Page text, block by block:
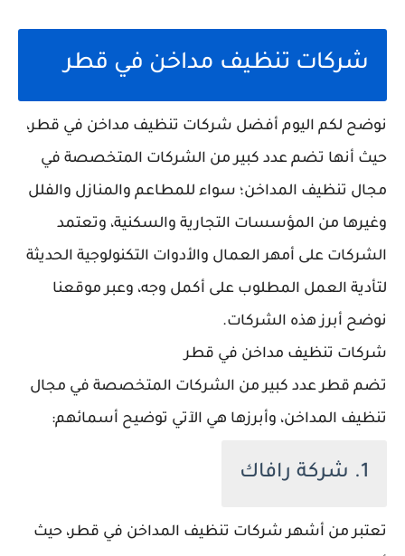
شركات تنظيف مداخن في قطر
نوضح لكم اليوم أفضل شركات تنظيف مداخن في قطر،
حيث أنها تضم عدد كبير من الشركات المتخصصة في
مجال تنظيف المداخن؛ سواء للمطاعم والمنازل والفلل
وغيرها من المؤسسات التجارية والسكنية، وتعتمد
الشركات على أمهر العمال والأدوات التكنولوجية الحديثة
لتأدية العمل المطلوب على أكمل وجه، وعبر موقعنا
نوضح أبرز هذه الشركات.
شركات تنظيف مداخن في قطر
تضم قطر عدد كبير من الشركات المتخصصة في مجال
تنظيف المداخن، وأبرزها هي الآتي توضيح أسمائهم:
1. شركة رافاك
تعتبر من أشهر شركات تنظيف المداخن في قطر، حيث